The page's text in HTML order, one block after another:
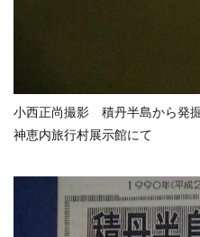
小西正尚撮影 積丹半島から発
神恵内旅行村展示館にて